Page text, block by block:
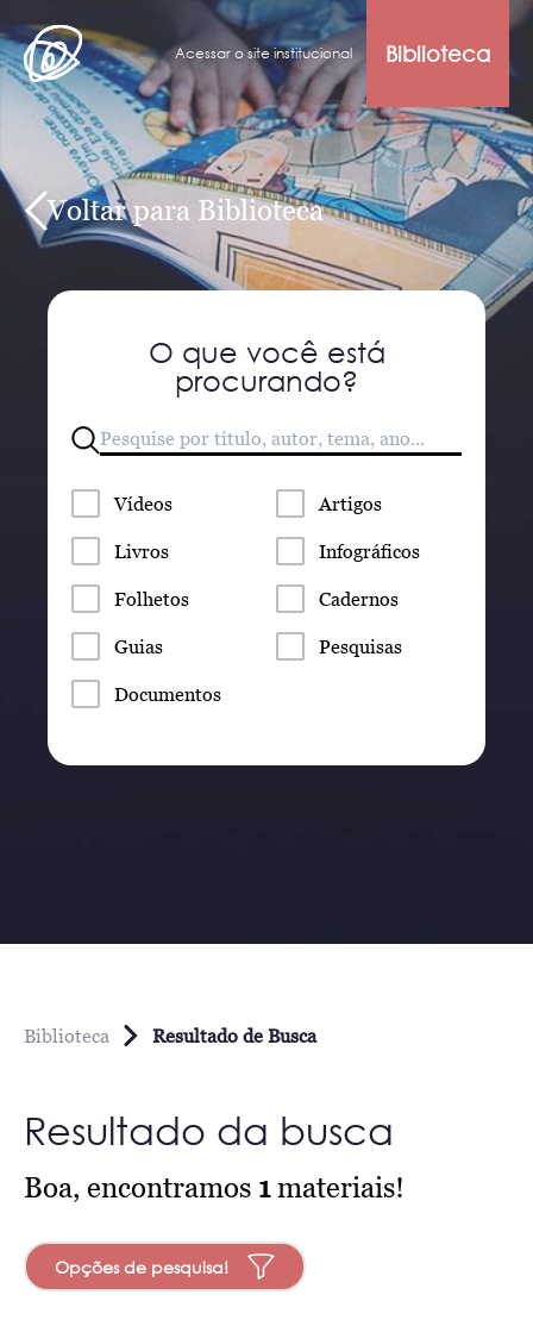
Acessar o site institucional Biblioteca
Voltar para Biblioteca
O que você está
procurando?
Vídeos Artigos
Livros Infográficos
Folhetos Cadernos
Guias Pesquisas
Documentos
Biblioteca Resultado de Busca
Resultado da busca
Boa, encontramos 1materiais!
Opções de pesquisa!